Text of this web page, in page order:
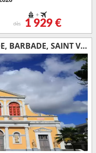
+
dès 1 929 €
TRINITÉ-ET-TOBAGO, GRENADE, BARBADE, SAINT VINCENT-ET-LES-GRENADINES, SAINTE-LUCIE, ARUBA, BONAIRE, GUADELOUPE